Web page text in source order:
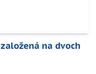
na dvoch